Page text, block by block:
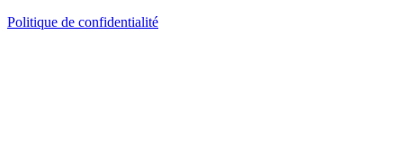
Politique de confidentialité